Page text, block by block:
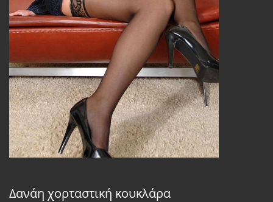
Δανάη χορταστική κουκλάρα